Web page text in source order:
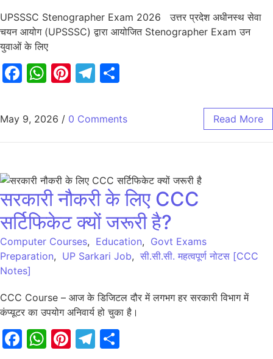
UPSSSC Stenographer Exam 2026 उत्तर प्रदेश अधीनस्थ सेवा
चयन आयोग (UPSSSC) द्वारा आयोजित Stenographer Exam उन
युवाओं के लिए
Facebook
WhatsApp
Pinterest
Telegram
May 9, 2026 / 0 Comments Read More
सरकारी नौकरी के लिए CCC
सर्टिफिकेट क्यों जरूरी है?
Computer Courses, Education, Govt Exams
Preparation, UP Sarkari Job, सी.सी.सी. महत्वपूर्ण नोटस [CCC
Notes]
CCC Course – आज के डिजिटल दौर में लगभग हर सरकारी विभाग में
कंप्यूटर का उपयोग अनिवार्य हो चुका है।
Facebook
WhatsApp
Pinterest
Telegram